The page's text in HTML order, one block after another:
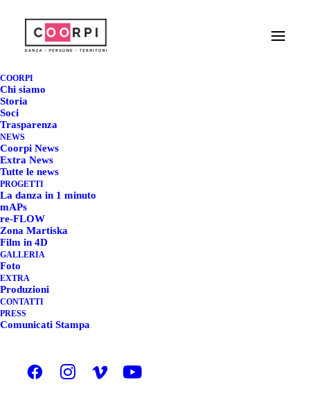
COORPI
Chi siamo
Storia
Soci
Trasparenza
NEWS
Coorpi News
Extra News
Tutte le news
PROGETTI
La danza in 1 minuto
mAPs
re-FLOW
Zona Martiska
Film in 4D
GALLERIA
Foto
EXTRA
Produzioni
CONTATTI
PRESS
Comunicati Stampa
LA DANZA IN 1
MINUTO XI - SEZIONE
24 MAGGIO 2024